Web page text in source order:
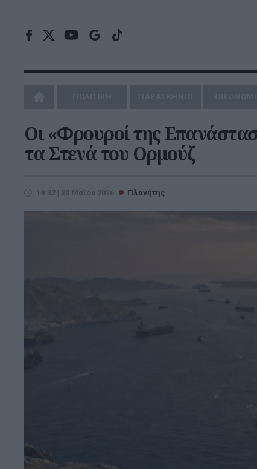
Οι «Φρουροί της
τα Στενά του Ορμούζ
19:32 | 20 Μαΐου 2026 Πλανήτης